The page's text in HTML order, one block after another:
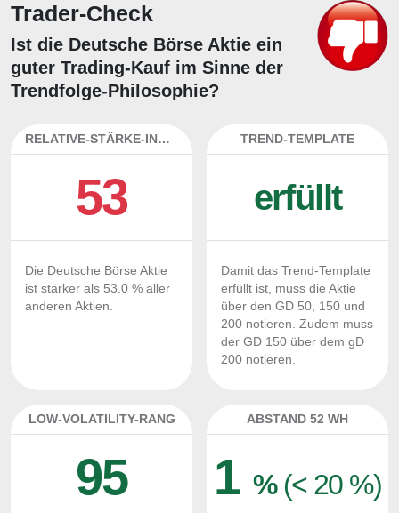
Trader-Check
Ist die Deutsche Börse Aktie ein
guter Trading-Kauf im Sinne der
Trendfolge-Philosophie?
RELATIVE-STÄRKE-INDEX
53
Die Deutsche Börse Aktie
ist stärker als 53.0 % aller
anderen Aktien.
TREND-TEMPLATE
erfüllt
Damit das Trend-Template
erfüllt ist, muss die Aktie
über den GD 50, 150 und
200 notieren. Zudem muss
der GD 150 über dem gD
200 notieren.
LOW-VOLATILITY-RANG
95
ABSTAND 52 WH
1 % (< 20 %)